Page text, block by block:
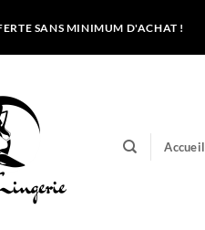
SANS MINIMUM D'ACHAT !
Accueil